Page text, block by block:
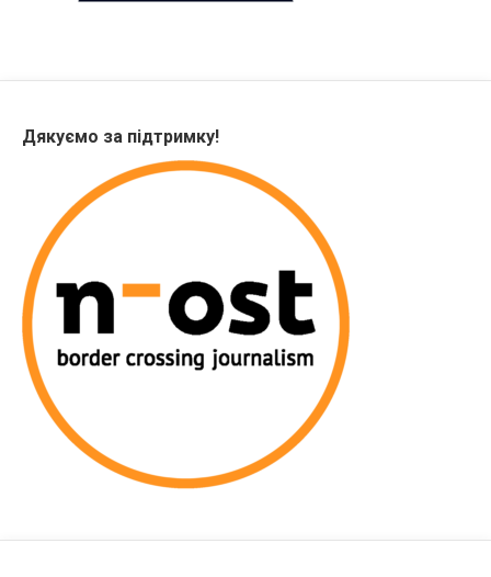
Дякуємо за підтримку!